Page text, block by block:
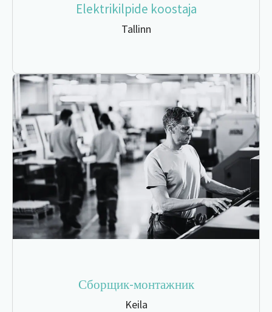
Elektrikilpide koostaja
Tallinn
Сборщик-монтажник
Keila